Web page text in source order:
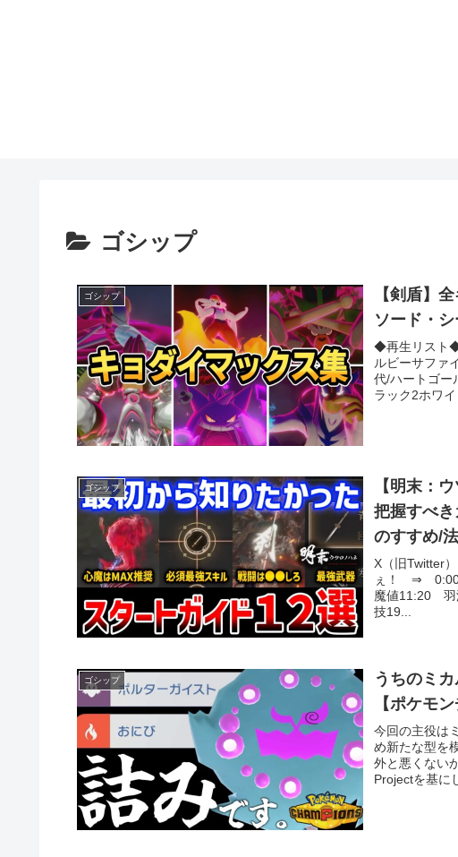
ゴシップ
ゴシップ
【剣盾】
ソード・シ
◆再生リスト
ルビーサファ
代/ハートゴー
ラック2ホワイ
ゴシップ
【明末：
把握すべ
のすすめ/
Feathers】
X（旧Twitter
ぇ！ ⇒ 0:00
魔値11:20
技19...
ゴシップ
うちのミ
【ポケモ
今回の主役は
め新たな型を
外と悪くない
Projectを基に